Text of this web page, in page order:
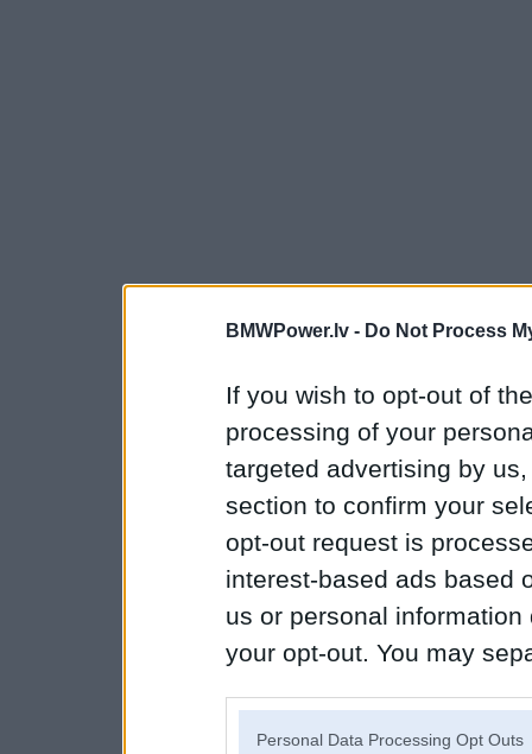
BMWPower.lv - Do Not Process
If you wish to opt-out of
processing of your
targeted advertising by
section to confirm your
opt-out request is
interest-based ads based
us or personal
your opt-out. You may
Personal Data Processing Opt Outs